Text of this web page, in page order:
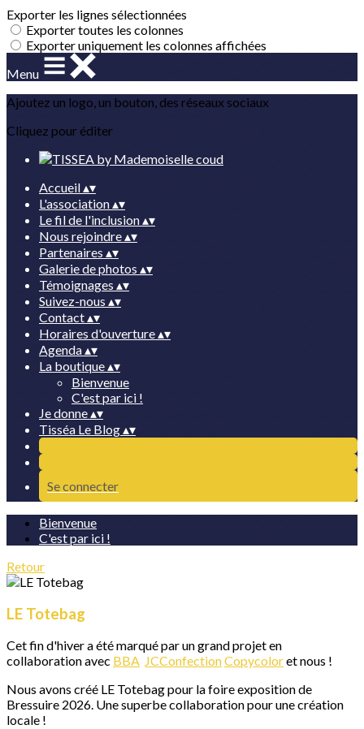
Exporter les lignes sélectionnées
Exporter toutes les colonnes
Exporter uniquement les colonnes affichées
Menu
Ajoutez un logo, un bouton, des réseaux sociaux
Cliquez pour éditer
Accueil▴▾
L'association▴▾
Le fil de l'inclusion▴▾
Nous rejoindre▴▾
Partenaires ▴▾
Galerie de photos ▴▾
Témoignages ▴▾
Suivez-nous ▴▾
Contact▴▾
Horaires d'ouverture▴▾
Agenda▴▾
La boutique▴▾
Bienvenue
C'est par ici !
Je donne▴▾
Tisséa Le Blog▴▾
Se connecter
Bienvenue
C'est par ici !
Retour
LE Totebag
Cet fin d'hiver a été marqué par un grand projet en
collaboration avec BBA JCConfectionCopycoloret nous !
Nous avons créé LE Totebag pour la foire exposition de
Bressuire 2026. Une superbe collaboration pour une création
locale !